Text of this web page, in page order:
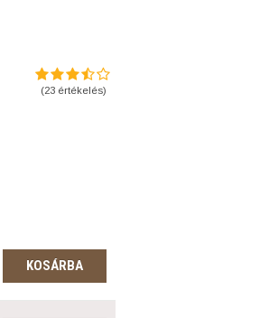
(23értékelés)
KOSÁRBA